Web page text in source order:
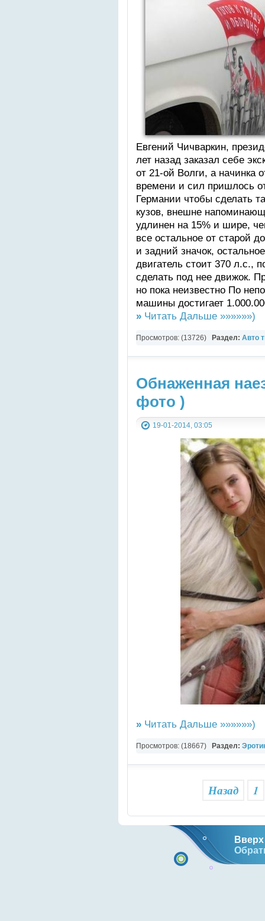
Евгений Чичваркин,
лет назад заказал себе
от 21-ой Волги, а начинка
времени и сил пришлось
Германии чтобы сделать
кузов, внешне
удлинен на 15% и шире,
все остальное от старой
и задний значок,
двигатель стоит 370 л.с.,
сделать под нее движок.
но пока неизвестно По
машины достигает
» Читать Дальше »»»»»»)
Просмотров: (13726) Раздел: Авто
Обнаженная
фото )
19-01-2014, 03:05
» Читать Дальше »»»»»»)
Просмотров: (18667) Раздел:
Назад 1
Вверх